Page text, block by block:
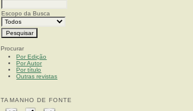
Escopo da Busca
Procurar
Por Edição
Por Autor
Por título
Outras revistas
TAMANHO DE FONTE